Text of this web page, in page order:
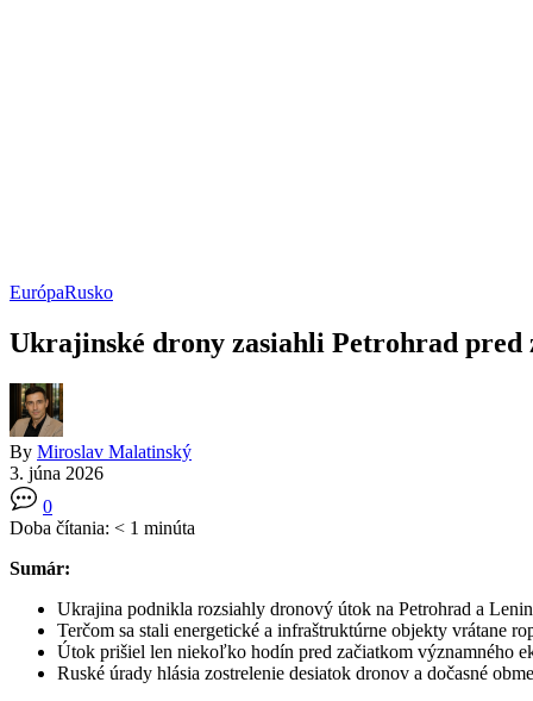
EurópaRusko
Ukrajinské drony zasiahli Petrohrad pred
By Miroslav Malatinský
3. júna 2026
0
Doba čítania: < 1 minúta
Sumár:
Ukrajina podnikla rozsiahly dronový útok na Petrohrad a
Terčom sa stali energetické a infraštruktúrne objekty vrátane
Útok prišiel len niekoľko hodín pred začiatkom významného
Ruské úrady hlásia zostrelenie desiatok dronov a dočasné